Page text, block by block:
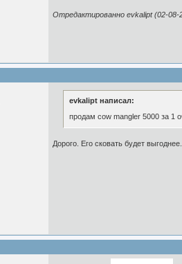
Отредактированно evkalipt (02-08-
evkalipt написал:
продам cow mangler 5000 за 1
Дорого. Его сковать будет выгоднее.